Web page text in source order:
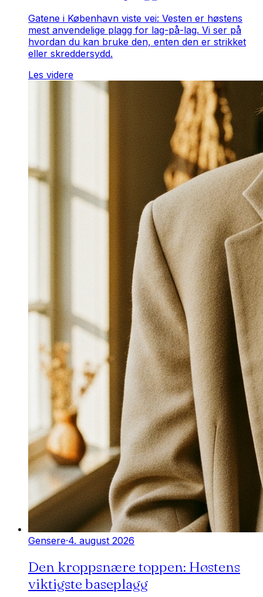
Gatene i København viste vei: Vesten er høstens
mest anvendelige plagg for lag-på-lag. Vi ser på
hvordan du kan bruke den, enten den er strikket
eller skreddersydd.
Les videre
Gensere·4. august 2026
Den kroppsnære toppen: Høstens
viktigste baseplagg